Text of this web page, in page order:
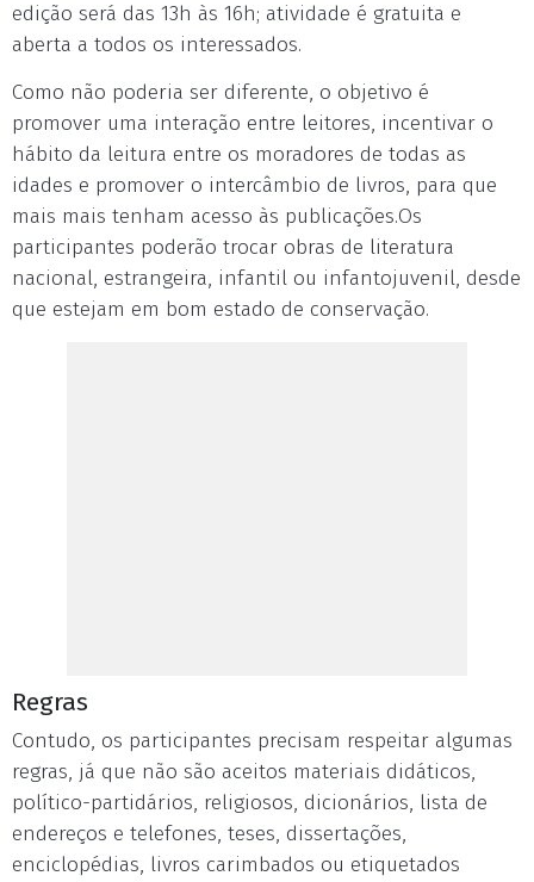
edição será das 13h às 16h; atividade é gratuita e
aberta a todos os interessados.
Como não poderia ser diferente, o objetivo é
promover uma interação entre leitores, incentivar o
hábito da leitura entre os moradores de todas as
idades e promover o intercâmbio de livros, para que
mais mais tenham acesso às publicações.Os
participantes poderão trocar obras de literatura
nacional, estrangeira, infantil ou infantojuvenil, desde
que estejam em bom estado de conservação.
Regras
Contudo, os participantes precisam respeitar algumas
regras, já que não são aceitos materiais didáticos,
político-partidários, religiosos, dicionários, lista de
endereços e telefones, teses, dissertações,
enciclopédias, livros carimbados ou etiquetados